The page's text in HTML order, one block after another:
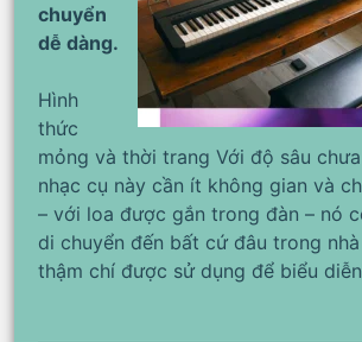
chuyển
dễ dàng.
Hình
thức
mỏng và thời trang Với độ sâu
nhạc cụ này cần ít không gian và
– với loa được gắn trong đàn – nó
di chuyển đến bất cứ đâu trong
thậm chí được sử dụng để biểu